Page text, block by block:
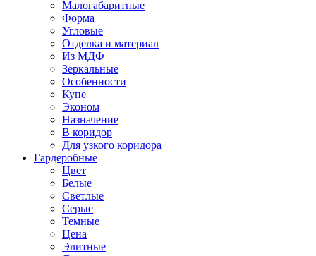
Малогабаритные
Форма
Угловые
Отделка и материал
Из МДФ
Зеркальные
Особенности
Купе
Эконом
Назначение
В коридор
Для узкого коридора
Гардеробные
Цвет
Белые
Светлые
Серые
Темные
Цена
Элитные